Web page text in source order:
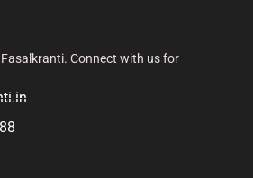
Connect with us for